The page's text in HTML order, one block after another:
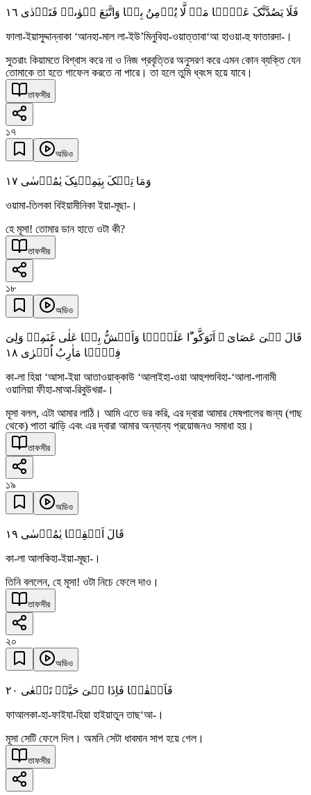
فَلَا یَصُدَّنَّکَ عَنۡہَا مَنۡ لَّا یُؤۡمِنُ بِہَا وَاتَّبَعَ ہَوٰىہُ فَتَرۡدٰی ١٦
ফালা-ইয়াসুদ্দান্নাকা ‘আনহা-মাল লা-ইউ’মিনুবিহা-ওয়াত্তাবা‘আ হাওয়া-হু ফাতারদা-।
সুতরাং কিয়ামতে বিশ্বাস করে না ও নিজ প্রবৃত্তির অনুসরণ করে এমন কোন ব্যক্তি যেন
তোমাকে তা হতে গাফেল করতে না পারে। তা হলে তুমি ধ্বংস হয়ে যাবে।
তাফসীর
১৭
অডিও
وَمَا تِلۡکَ بِیَمِیۡنِکَ یٰمُوۡسٰی ١٧
ওয়ামা-তিলকা বিইয়ামীনিকা ইয়া-মূছা-।
হে মূসা! তোমার ডান হাতে ওটা কী?
তাফসীর
১৮
অডিও
قَالَ ہِیَ عَصَایَ ۚ اَتَوَکَّوٴُا عَلَیۡہَا وَاَہُشُّ بِہَا عَلٰی غَنَمِیۡ وَلِیَ
فِیۡہَا مَاٰرِبُ اُخۡرٰی ١٨
কা-লা হিয়া ‘আসা-ইয়া আতাওয়াক্কাউ ‘আলাইহা-ওয়া আহুশশুবিহা-‘আলা-গানামী
ওয়ালিয়া ফীহা-মাআ-রিবুউখরা-।
মূসা বলল, এটা আমার লাঠি। আমি এতে ভর করি, এর দ্বারা আমার মেষপালের জন্য (গাছ
থেকে) পাতা ঝাড়ি এবং এর দ্বারা আমার অন্যান্য প্রয়োজনও সমাধা হয়।
তাফসীর
১৯
অডিও
قَالَ اَلۡقِہَا یٰمُوۡسٰی ١٩
কা-লা আলকিহা-ইয়া-মূছা-।
তিনি বললেন, হে মূসা! ওটা নিচে ফেলে দাও।
তাফসীর
২০
অডিও
فَاَلۡقٰہَا فَاِذَا ہِیَ حَیَّۃٌ تَسۡعٰی ٢۰
ফাআলকা-হা-ফাইযা-হিয়া হাইয়াতুন তাছ‘আ-।
মূসা সেটি ফেলে দিল। অমনি সেটা ধাবমান সাপ হয়ে গেল।
তাফসীর